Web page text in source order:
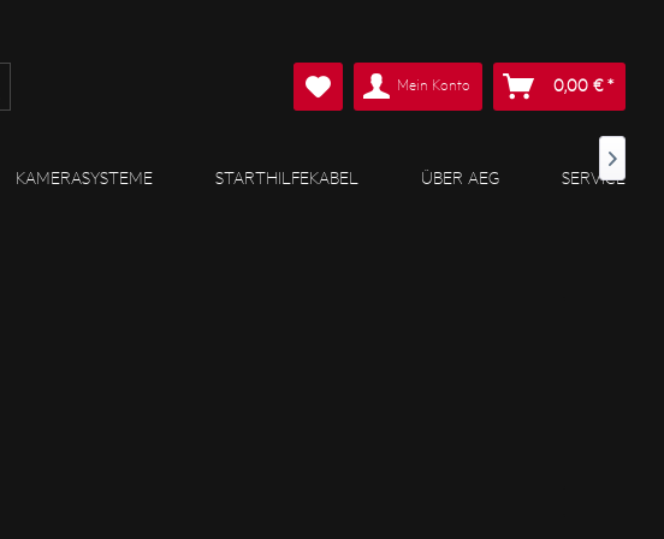
Mein Konto 0,00 € *
KAMERASYSTEME STARTHILFEKABEL ÜBER AEG SERVICE
